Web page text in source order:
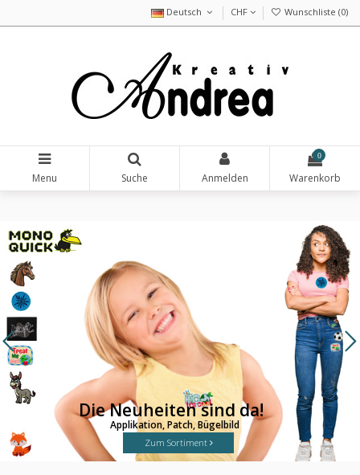
Deutsch CHF Wunschliste (0)
Menu Suche Anmelden
0
Warenkorb
Die Neuheiten sind da!
Zum Sortiment
Applikation, Patch, Bügelbild